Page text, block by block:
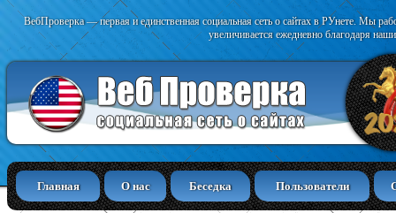
ВебПроверка — первая и единственная социальная сеть о сайтах в РУнете. Мы
увеличивается ежедневно благодаря
Главная О нас Беседка Пользователи